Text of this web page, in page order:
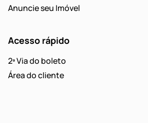
Anuncie seu Imóvel
Acesso rápido
2ª Via do boleto
Área do cliente